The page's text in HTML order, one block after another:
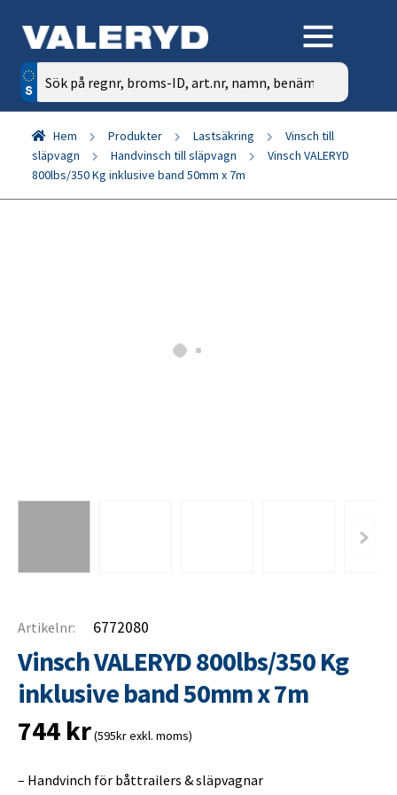
Sök
efter:
Hem Produkter Lastsäkring
Vinsch till
släpvagn
Handvinsch till släpvagn
Vinsch VALERYD
800lbs/350 Kg inklusive band 50mm x 7m
Artikelnr: 6772080
Vinsch VALERYD 800lbs/350 Kg
inklusive band 50mm x 7m
744 kr(595kr exkl. moms)
– Handvinch för båttrailers & släpvagnar